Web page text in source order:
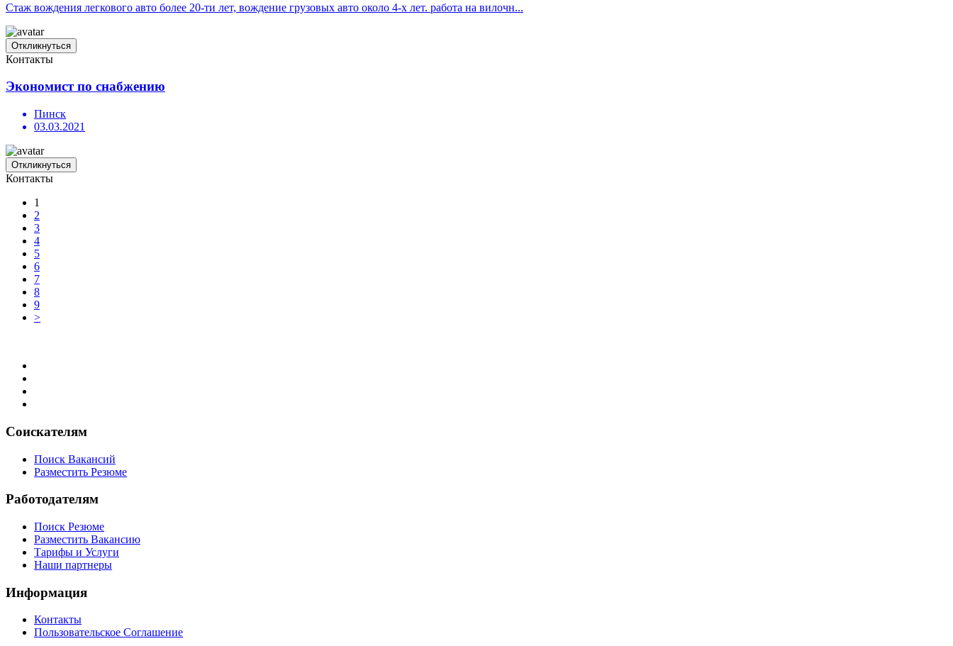
Стаж вождения легкового авто более 20-ти лет, вождение грузовых авто около 4-х лет. работа на вилочн...
Откликнуться
Контакты
Экономист по снабжению
Пинск
03.03.2021
Откликнуться
Контакты
1
2
3
4
5
6
7
8
9
>
Соискателям
Поиск Вакансий
Разместить Резюме
Работодателям
Поиск Резюме
Разместить Вакансию
Тарифы и Услуги
Наши партнеры
Информация
Контакты
Пользовательское Соглашение